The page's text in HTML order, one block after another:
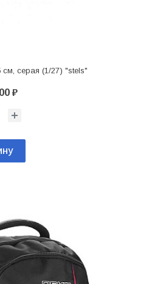
серая (1/27) "stels"
₽